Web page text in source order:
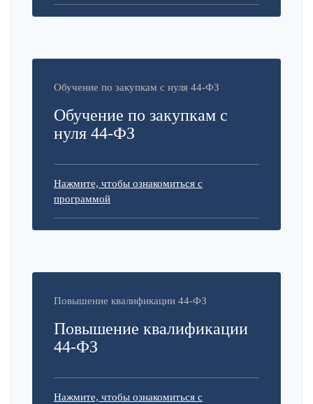
Обучение по закупкам с нуля 44-ФЗ
Обучение по закупкам с
нуля 44-ФЗ
Нажмите, чтобы ознакомиться с
программой
Повышение квалификации 44-ФЗ
Повышение квалификации
44-ФЗ
Нажмите, чтобы ознакомиться с